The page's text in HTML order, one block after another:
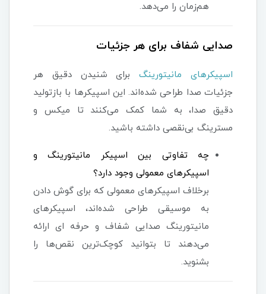
هم‌زمان را می‌دهد.
صدایی شفاف برای هر جزئیات
اسپیکرهای مانیتورینگبرای شنیدن دقیق هر
جزئیات صدا طراحی شده‌اند. این اسپیکرها با بازتولید
دقیق صدا، به شما کمک می‌کنند تا میکس و
مسترینگ بی‌نقصی داشته باشید.
چه تفاوتی بین اسپیکر مانیتورینگ و
اسپیکرهای معمولی وجود دارد؟
برخلاف اسپیکرهای معمولی که برای گوش دادن
به موسیقی طراحی شده‌اند، اسپیکرهای
مانیتورینگ صدایی شفاف و حرفه ای ارائه
می‌دهند تا بتوانید کوچک‌ترین نقص‌ها را
بشنوید.